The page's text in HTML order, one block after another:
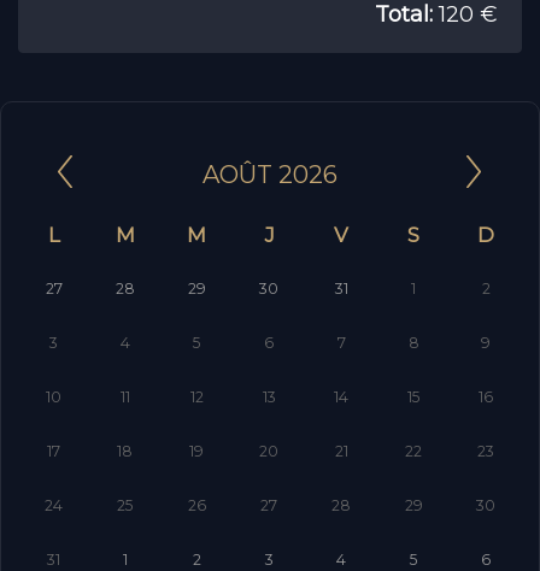
Total:120 €
AOÛT 2026
L M M J V S D
27 28 29 30 31 1 2
3 4 5 6 7 8 9
10 11 12 13 14 15 16
17 18 19 20 21 22 23
24 25 26 27 28 29 30
31 1 2 3 4 5 6